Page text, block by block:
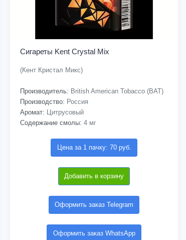
Сигареты Kent Crystal Mix
(Кент Кристал Микс)
Производитель: British American Tobacco (BAT)
Производство: Россия
Аромат: Цитрусовый
Содержание смолы: 4 мг
Цена за 1 пачку: 70 руб.
Добавить в корзину
Оформить заказ Telegram
Оформить заказ WhatsApp